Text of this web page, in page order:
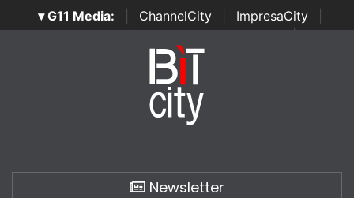
▾ G11 Media: ChannelCity ImpresaCity
SecurityOpenLab | Italian Channel Awards | Italian
Italian Security Awards
Newsletter